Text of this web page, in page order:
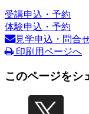
受講申込・予約
体験申込・予約
見学申込・問合
印刷用ページへ
このページをシ